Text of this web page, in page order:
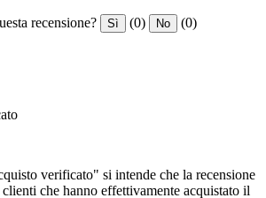
recensione? Sì (0) No (0)
verificato" si intende che la recensione
clienti che hanno effettivamente acquistato il